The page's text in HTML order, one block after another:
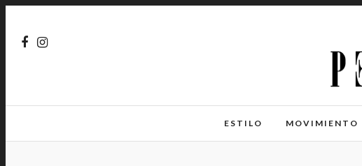
ESTILO MOVIMIENTO